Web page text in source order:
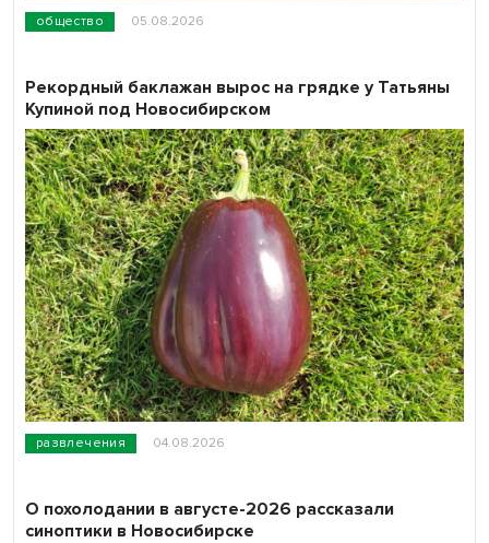
общество 05.08.2026
развлечения 04.08.2026
Рекордный баклажан вырос на грядке у Татьяны
Купиной под Новосибирском
О похолодании в августе-2026 рассказали
синоптики в Новосибирске